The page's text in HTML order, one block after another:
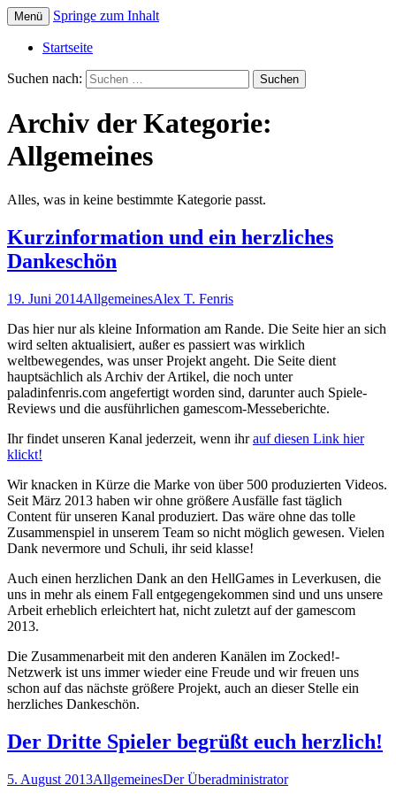
Der Dritte Spieler
Menü Springe zum Inhalt
Startseite
Suchen nach:
Archiv der Kategorie:
Allgemeines
Alles, was in keine bestimmte Kategorie passt.
Kurzinformation und ein herzliches
Dankeschön
19. Juni 2014AllgemeinesAlex T. Fenris
Das hier nur als kleine Information am Rande. Die Seite hier an sich
wird selten aktualisiert, außer es passiert was wirklich
weltbewegendes, was unser Projekt angeht. Die Seite dient
hauptsächlich als Archiv der Artikel, die noch unter
paladinfenris.com angefertigt worden sind, darunter auch Spiele-
Reviews und die ausführlichen gamescom-Messeberichte.
Ihr findet unseren Kanal jederzeit, wenn ihrauf diesen Link hier
klickt!
Wir knacken in Kürze die Marke von über 500 produzierten Videos.
Seit März 2013 haben wir ohne größere Ausfälle fast täglich
Content für unseren Kanal produziert. Das wäre ohne das tolle
Zusammenspiel in unserem Team so nicht möglich gewesen. Vielen
Dank nevermore und Schuli, ihr seid klasse!
Auch einen herzlichen Dank an den HellGames in Leverkusen, die
uns in mehr als einem Fall entgegengekommen sind und uns unsere
Arbeit erheblich erleichtert hat, nicht zuletzt auf der gamescom
2013.
Die Zusammenarbeit mit den anderen Kanälen im Zocked!-
Netzwerk ist uns immer wieder eine Freude und wir freuen uns
schon auf das nächste größere Projekt, auch an dieser Stelle ein
herzliches Dankeschön.
Der Dritte Spieler begrüßt euch herzlich!
5. August 2013AllgemeinesDer Überadministrator